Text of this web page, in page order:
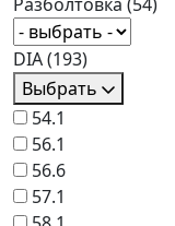
DIA(193)
Выбрать
54.1
56.1
56.6
57.1